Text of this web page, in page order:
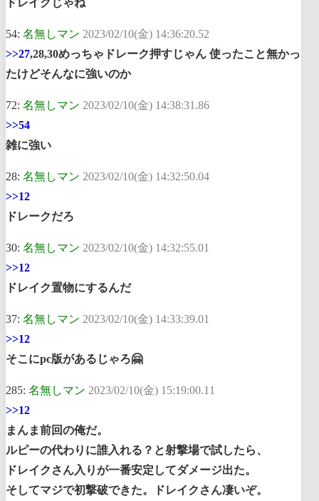
54: 名無しマン 2023/02/10(金) 14:36:20.52
>>27,28,30めっちゃドレーク押すじゃん 使ったこと無かっ
たけどそんなに強いのか
72: 名無しマン 2023/02/10(金) 14:38:31.86
>>54
雑に強い
28: 名無しマン 2023/02/10(金) 14:32:50.04
>>12
ドレークだろ
30: 名無しマン 2023/02/10(金) 14:32:55.01
>>12
ドレイク置物にするんだ
37: 名無しマン 2023/02/10(金) 14:33:39.01
>>12
そこにpc版があるじゃろ🤗
285: 名無しマン 2023/02/10(金) 15:19:00.11
>>12
まんま前回の俺だ。
ルピーの代わりに誰入れる？と射撃場で試したら、
ドレイクさん入りが一番安定してダメージ出た。
そしてマジで初撃破できた。ドレイクさん凄いぞ。